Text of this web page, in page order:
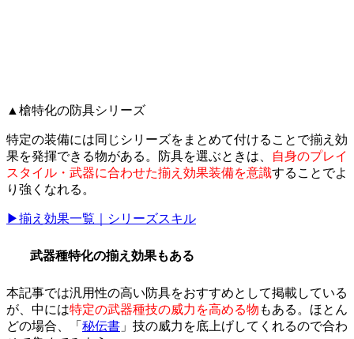
▲槍特化の防具シリーズ
特定の装備には同じシリーズをまとめて付けることで揃え効
果を発揮できる物がある。防具を選ぶときは、
自身のプレイ
スタイル・武器に合わせた揃え効果装備を意識することでよ
り強くなれる。
▶揃え効果一覧｜シリーズスキル
武器種特化の揃え効果もある
本記事では汎用性の高い防具をおすすめとして掲載している
が、中には特定の武器種技の威力を高める物 もある。ほとん
どの場合、「 秘伝書 」技の威力を底上げしてくれるので合わ